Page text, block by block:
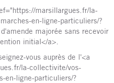
marsillargues.fr/la-
en-ligne-particuliers/?
majorée sans recevoir
initial</a>.
vous auprès de l'<a
la-collectivite/vos-
en-ligne-particuliers/?